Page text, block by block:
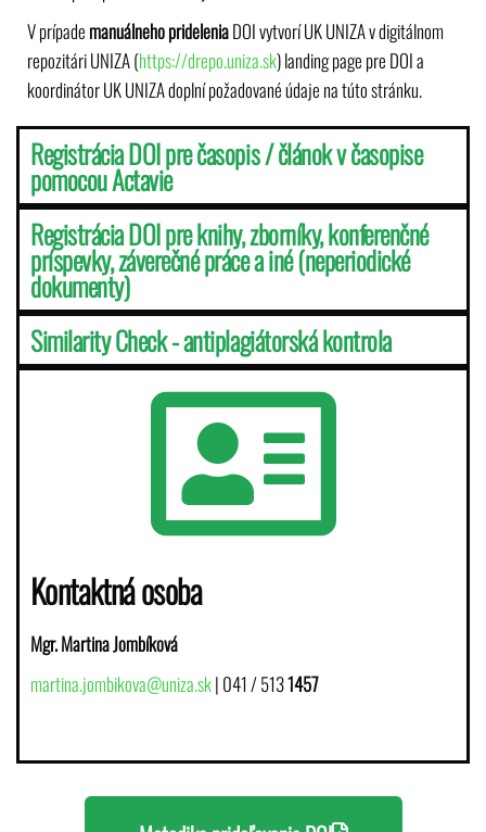
V prípade manuálneho prideleniaDOI vytvorí UK UNIZA v digitálnom
repozitári UNIZA (https://drepo.uniza.sk) landing page pre DOI a
koordinátor UK UNIZA doplní požadované údaje na túto stránku.
Registrácia DOI pre časopis / článok v časopise
pomocou Actavie
Registrácia DOI pre knihy, zborníky, konferenčné
príspevky, záverečné práce a iné (neperiodické
dokumenty)
Similarity Check - antiplagiátorská kontrola
Kontaktná osoba
Mgr. Martina Jombíková
martina.jombikova@uniza.sk| 041 / 5131457